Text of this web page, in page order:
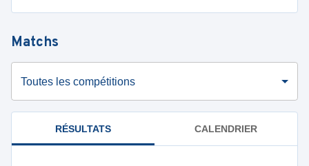
Matchs
Toutes les compétitions
RÉSULTATS CALENDRIER